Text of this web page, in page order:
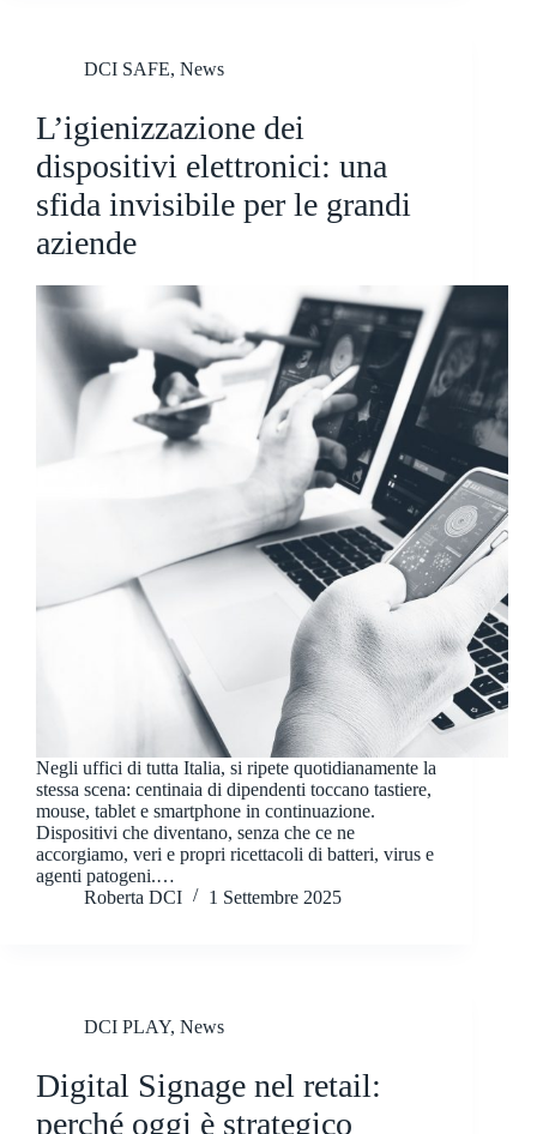
DCI SAFE, News
L’igienizzazione dei
dispositivi elettronici: una
sfida invisibile per le grandi
aziende
Negli uffici di tutta Italia, si ripete quotidianamente la
stessa scena: centinaia di dipendenti toccano tastiere,
mouse, tablet e smartphone in continuazione.
Dispositivi che diventano, senza che ce ne
accorgiamo, veri e propri ricettacoli di batteri, virus e
agenti patogeni.…
Roberta DCI
1 Settembre 2025
DCI PLAY, News
Digital Signage nel retail:
perché oggi è strategico